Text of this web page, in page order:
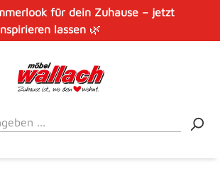
für dein Zuhause – jetzt
lassen🌿